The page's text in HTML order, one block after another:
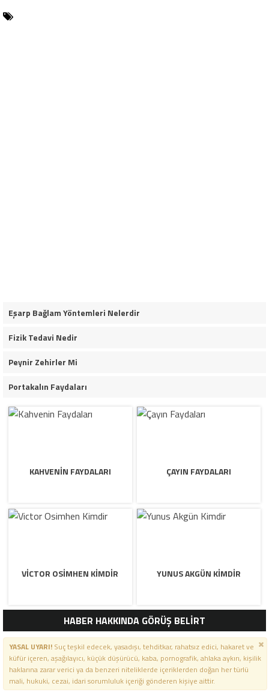
Eşarp Bağlam Yöntemleri Nelerdir
Fizik Tedavi Nedir
Peynir Zehirler Mi
Portakalın Faydaları
KAHVENIN FAYDALARI ÇAYIN FAYDALARI
VICTOR OSIMHEN KIMDIR YUNUS AKGÜN KIMDIR
HABER HAKKINDA GÖRÜŞ BELİRT
YASAL UYARI!Suç teşkil edecek, yasadışı, tehditkar, rahatsız edici, hakaret ve
küfür içeren, aşağılayıcı, küçük düşürücü, kaba, pornografik, ahlaka aykırı, kişilik
haklarına zarar verici ya da benzeri niteliklerde içeriklerden doğan her türlü
mali, hukuki, cezai, idari sorumluluk içeriği gönderen kişiye aittir.